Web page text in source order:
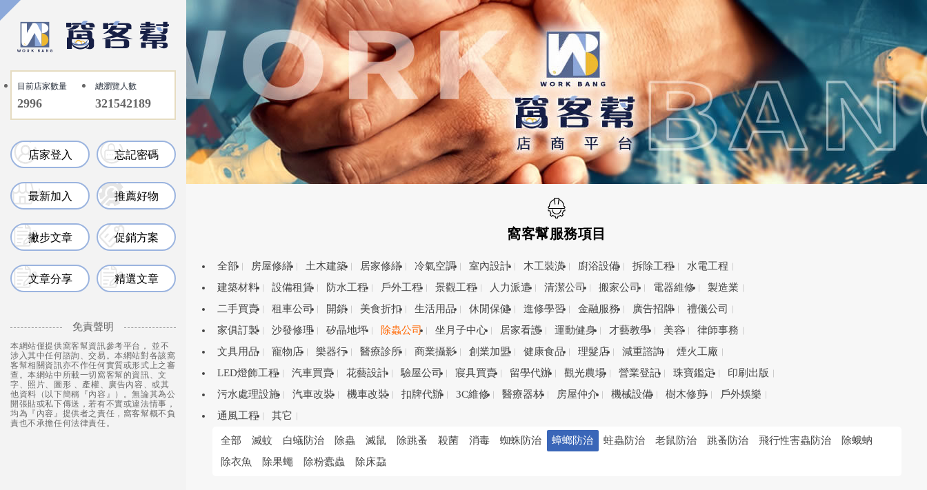
目前店家數量
2996
總瀏覽人數
321542189
店家登入 忘記密碼
最新加入 推薦好物
撇步文章 促銷方案
文章分享 精選文章
免責聲明
本網站僅提供窩客幫資訊參考平台， 並不
涉入其中任何諮詢、交易。本網站對各該窩
客幫相關資訊亦不作任何實質或形式上之審
查。本網站中所載一切窩客幫的資訊、文
字、照片、圖形 、產權、廣告內容、或其
他資料（以下簡稱『內容』）。無論其為公
開張貼或私下傳送，若有不實或違法情事，
均為『內容』提供者之責任，窩客幫概不負
責也不承擔任何法律責任。
窩客幫服務項目
全部 房屋修繕 土木建築 居家修繕 冷氣空調 室內設計 木工裝潢 廚浴設備 拆除工程
水電工程
建築材料
設備租賃 防水工程 戶外工程 景觀工程 人力派遣 清潔公司 搬家公司 電器維修
製造業
二手買賣
租車公司 開鎖 美食折扣 生活用品 休閒保健 進修學習 金融服務 廣告招牌
禮儀公司
家俱訂製
沙發修理 矽晶地坪 除蟲公司 坐月子中心 居家看護 運動健身 才藝教學 美容
律師事務
文具用品
寵物店 樂器行 醫療診所 商業攝影 創業加盟 健康食品 理髮店 減重諮詢
煙火工廠
LED燈飾工程
汽車買賣 花藝設計 驗屋公司 寢具買賣 留學代辦 觀光農場 營業登記 珠寶鑑定
印刷出版
污水處理設施
汽車改裝 機車改裝 扣牌代辦 3C維修 醫療器材 房屋仲介 機械設備 樹木修剪
戶外娛樂
通風工程
其它
全部 滅蚊 白蟻防治 除蟲 滅鼠 除跳蚤 殺菌 消毒 蜘蛛防治 蟑螂防治 蛀蟲防治 老鼠防治 跳蚤防治 飛行性害蟲防治
除蛾蚋
除衣魚
除果蠅 除粉蠹蟲 除床蝨